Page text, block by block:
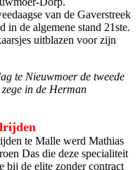
van de Gaverstreek
in de algemene stand 21ste.
uitblazen voor zijn
te Nieuwmoer de tweede
in de Herman
te Malle werd Mathias
Das die deze specialiteit
bij de elite zonder contract